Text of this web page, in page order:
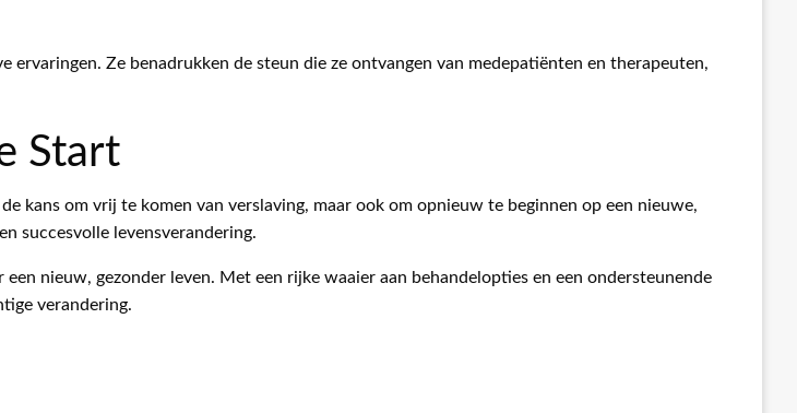
ervaringen. Ze benadrukken de steun die ze ontvangen van medepatiënten en therapeuten,
Start
kans om vrij te komen van verslaving, maar ook om opnieuw te beginnen op een nieuwe,
succesvolle levensverandering.
een nieuw, gezonder leven. Met een rijke waaier aan behandelopties en een ondersteunende
verandering.